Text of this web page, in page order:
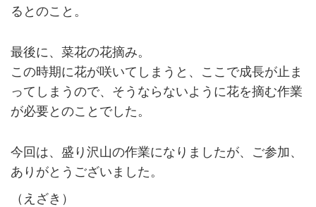
るとのこと。
最後に、菜花の花摘み。
この時期に花が咲いてしまうと、ここで成長が止ま
ってしまうので、そうならないように花を摘む作業
が必要とのことでした。
今回は、盛り沢山の作業になりましたが、ご参加、
ありがとうございました。
（えざき）